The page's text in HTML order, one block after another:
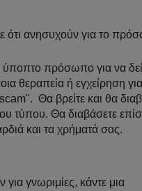
ότι ανησυχούν για το
ύποπτο πρόσωπο για να
θεραπεία ή εγχείρηση
Θα βρείτε και θα
τύπου. Θα διαβάσετε
και τα χρήματά σας.
γνωριμίες, κάντε μια